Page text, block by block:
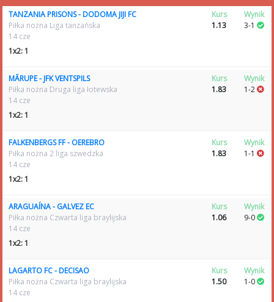
TANZANIA PRISONS - DODOMA JIJI FC
Piłka nożna Liga tanzańska
14 cze
1x2: 1
Kurs
1.13
Wynik
3-1
MĀRUPE - JFK VENTSPILS
Piłka nożna Druga liga łotewska
14 cze
1x2: 1
Kurs
1.83
Wynik
1-2
FALKENBERGS FF - OEREBRO
Piłka nożna 2 liga szwedzka
14 cze
1x2: 1
Kurs
1.83
Wynik
1-1
ARAGUAÍNA - GALVEZ EC
Piłka nożna Czwarta liga braylijska
14 cze
1x2: 1
Kurs
1.06
Wynik
9-0
LAGARTO FC - DECISAO
Piłka nożna Czwarta liga braylijska
14 cze
Kurs
1.50
Wynik
1-0